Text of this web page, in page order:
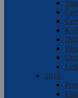
2018